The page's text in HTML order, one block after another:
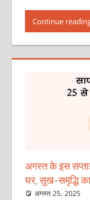
Continue
अगस्त के इस
घर, सुख-समृद्धि
अगस्त 25, 2025